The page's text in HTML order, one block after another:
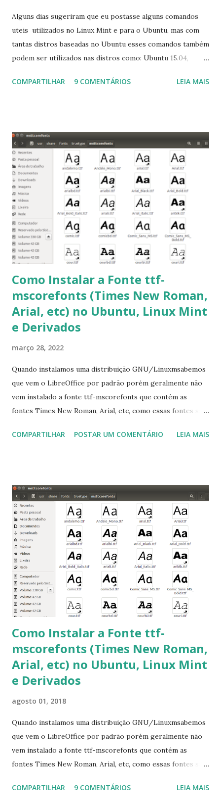
Alguns dias sugeriram que eu postasse alguns comandos
uteis utilizados no Linux Mint e para o Ubuntu, mas com
tantas distros baseadas no Ubuntu esses comandos também
podem ser utilizados nas distros como: Ubuntu 15.04,
Linux Mint 17, Pinguy OS 14.04, Elementary OS 0.3, Deepin
para usuários iniciantes... 1- Atualizar a lista de pacotes: $
sudo apt-get update 2- Atualizar toda a distro: $ sudo apt-
get -f dist-upgrade ou update-manager -d -c 3- Instalar
pacotes: $ sudo apt-get install [nome do pacote] 4-
Procurar arquivos corrompidos: $ sudo apt-get check 5-
Corrigir problemas de dependências, concluir instalação de
pacotes pendentes e outros erros: $ sudo apt-get -f install
6- Se o comando sudo apt-get -f install nã...
COMPARTILHAR 9 COMENTÁRIOS LEIA MAIS
Como Instalar a Fonte ttf-
mscorefonts (Times New Roman,
Arial, etc) no Ubuntu, Linux Mint
e Derivados
março 28, 2022
Quando instalamos uma distribuição GNU/Linuxmsabemos
que vem o LibreOffice por padrão porém geralmente não
vem instalado a fonte ttf-mscorefonts que contém as
fontes Times New Roman, Arial, etc, como essas fontes são
a Associação Brasileira de Normas Técnicas (ABNT), exige
que contém essas fontes. Ao instalar o GNU/Linux abra o
terminal e execute o comando: $ sudo apt-get install ttf-
mscorefonts-installer Leia os termos de uso e avance
clicando em “Ok” Agora aceite os termos de uso clicando
em “Sim” Pronto agora abra o LibreOffice e veja se as
fontes Times New Roman, Arial estão instaladas. Caso
ocorra algum erro ou precisa reinstalar, execute: $ sudo
apt-get install --reinstall ttf-mscorefonts-installer
COMPARTILHAR POSTAR UM COMENTÁRIO LEIA MAIS
Como Instalar a Fonte ttf-
mscorefonts (Times New Roman,
Arial, etc) no Ubuntu, Linux Mint
e Derivados
agosto 01, 2018
Quando instalamos uma distribuição GNU/Linuxmsabemos
que vem o LibreOffice por padrão porém geralmente não
vem instalado a fonte ttf-mscorefonts que contém as
fontes Times New Roman, Arial, etc, como essas fontes são
a Associação Brasileira de Normas Técnicas (ABNT), exige
COMPARTILHAR 9 COMENTÁRIOS LEIA MAIS